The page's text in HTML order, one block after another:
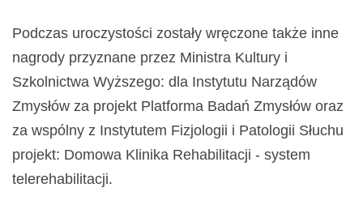
Podczas uroczystości zostały wręczone także inne
nagrody przyznane przez Ministra Kultury i
Szkolnictwa Wyższego: dla Instytutu Narządów
Zmysłów za projekt Platforma Badań Zmysłów oraz
za wspólny z Instytutem Fizjologii i Patologii Słuchu
projekt: Domowa Klinika Rehabilitacji - system
telerehabilitacji.